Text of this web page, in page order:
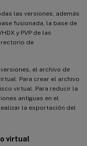
las versiones, además
fusionada, la base de
y PVP de las
de
el archivo de
Para crear el archivo
virtual. Para reducir la
antiguas en el
la exportación del
virtual